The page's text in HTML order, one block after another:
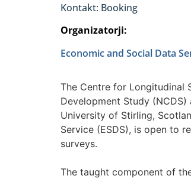
Kontakt: Booking
Organizatorji:
Economic and Social Data
The Centre for Longitudinal
Development Study
University of Stirling,
Service (ESDS), is open to
surveys.
The taught component of